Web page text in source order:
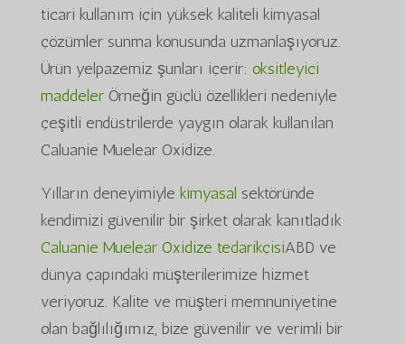
ticari kullanım için yüksek kaliteli kimyasal
çözümler sunma konusunda uzmanlaşıyoruz.
Ürün yelpazemiz şunları içerir: oksitleyici
maddelerÖrneğin güçlü özellikleri nedeniyle
çeşitli endüstrilerde yaygın olarak kullanılan
Caluanie Muelear Oxidize.
Yılların deneyimiyle kimyasal sektöründe
kendimizi güvenilir bir şirket olarak kanıtladık
Caluanie Muelear Oxidize tedarikçisiABD ve
dünya çapındaki müşterilerimize hizmet
veriyoruz. Kalite ve müşteri memnuniyetine
olan bağlılığımız, bize güvenilir ve verimli bir